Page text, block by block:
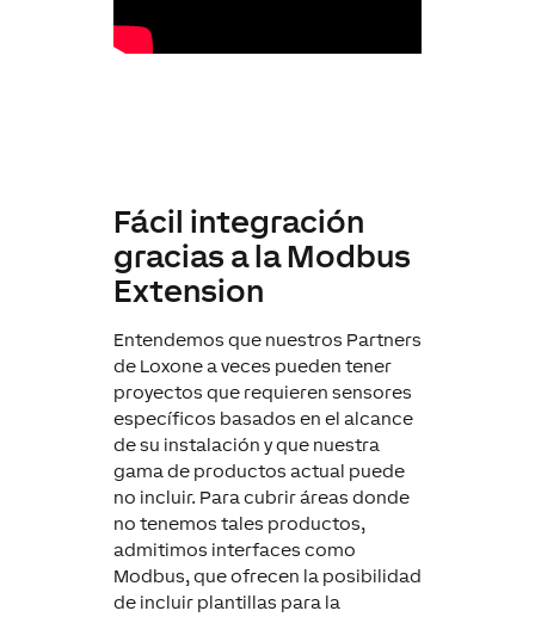
Fácil integración
gracias a la Modbus
Extension
Entendemos que nuestros Partners
de Loxone a veces pueden tener
proyectos que requieren sensores
específicos basados en el alcance
de su instalación y que nuestra
gama de productos actual puede
no incluir. Para cubrir áreas donde
no tenemos tales productos,
admitimos interfaces como
Modbus, que ofrecen la posibilidad
de incluir plantillas para la